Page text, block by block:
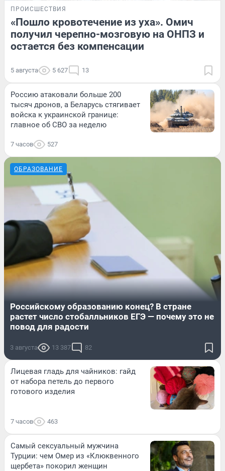
ПРОИСШЕСТВИЯ
«Пошло кровотечение из уха». Омич
получил черепно-мозговую на ОНПЗ и
остается без компенсации
5 августа 5 627 13
Россию атаковали больше 200
тысяч дронов, а Беларусь стягивает
войска к украинской границе:
главное об СВО за неделю
7 часов 527
ОБРАЗОВАНИЕ
Российскому образованию конец? В стране
растет число стобалльников ЕГЭ — почему это не
повод для радости
3 августа 13 387 82
Лицевая гладь для чайников: гайд
от набора петель до первого
готового изделия
7 часов 463
Самый сексуальный мужчина
Турции: чем Омер из «Клюквенного
щербета» покорил женщин